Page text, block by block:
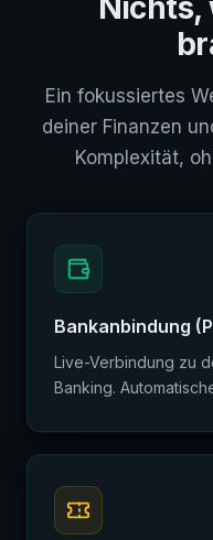
Nichts,
Ein fokussiertes
deiner Finanzen
Komplexität,
Bankanbindung
Live-Verbindung zu
Banking.